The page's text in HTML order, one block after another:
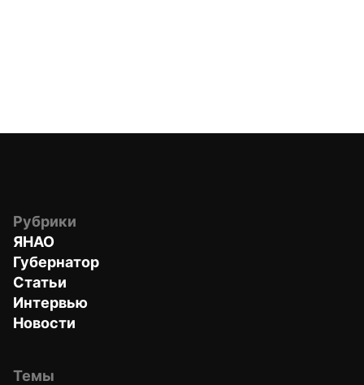
Рубрики
ЯНАО
Губернатор
Статьи
Интервью
Новости
Темы